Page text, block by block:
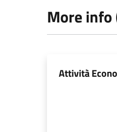
More info
Attività